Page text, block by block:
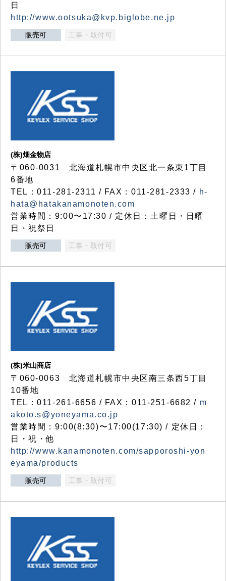
日
http://www.ootsuka@kvp.biglobe.ne.jp
販売可 工事・取付可
(株)畑金物店
〒060-0031 北海道札幌市中央区北一条東1丁目
6番地
TEL：011-281-2311 / FAX：011-281-2333 / h-
hata@hatakanamonoten.com
営業時間：9:00〜17:30 / 定休日：土曜日・日曜
日・祝祭日
販売可 工事・取付可
(株)米山商店
〒060-0063 北海道札幌市中央区南三条西5丁目
10番地
TEL：011-261-6656 / FAX：011-251-6682 / m
akoto.s@yoneyama.co.jp
営業時間：9:00(8:30)〜17:00(17:30) / 定休日：
日・祝・他
http://www.kanamonoten.com/sapporoshi-yon
eyama/products
販売可 工事・取付可